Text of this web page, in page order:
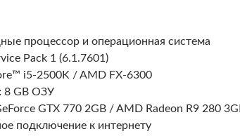
процессор и операционная система
Pack 1 (6.1.7601)
i5-2500K / AMD FX-6300
8 GB ОЗУ
GTX 770 2GB / AMD Radeon R9 280
подключение к интернету